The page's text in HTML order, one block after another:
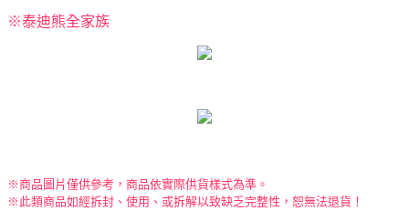
※泰迪熊全家族
※商品圖片僅供參考，商品依實際供貨樣式為準。
※此類商品如經拆封、使用、或拆解以致缺乏完整性，恕無法退貨！